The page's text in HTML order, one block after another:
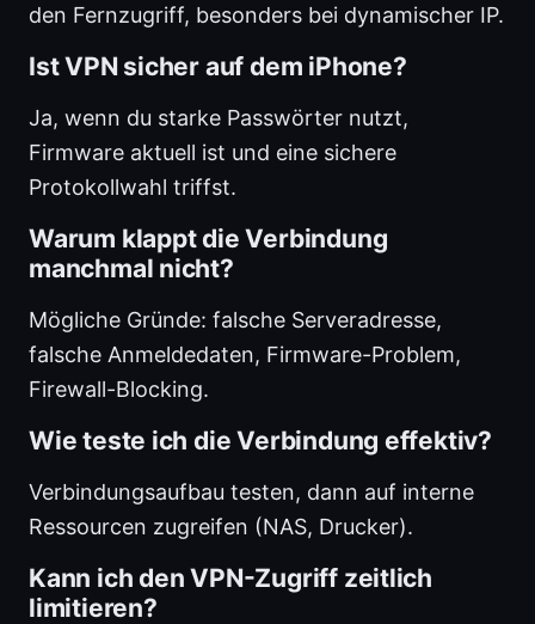
den Fernzugriff, besonders bei dynamischer IP.
Ist VPN sicher auf dem iPhone?
Ja, wenn du starke Passwörter nutzt,
Firmware aktuell ist und eine sichere
Protokollwahl triffst.
Warum klappt die Verbindung
manchmal nicht?
Mögliche Gründe: falsche Serveradresse,
falsche Anmeldedaten, Firmware-Problem,
Firewall-Blocking.
Wie teste ich die Verbindung effektiv?
Verbindungsaufbau testen, dann auf interne
Ressourcen zugreifen (NAS, Drucker).
Kann ich den VPN-Zugriff zeitlich
limitieren?